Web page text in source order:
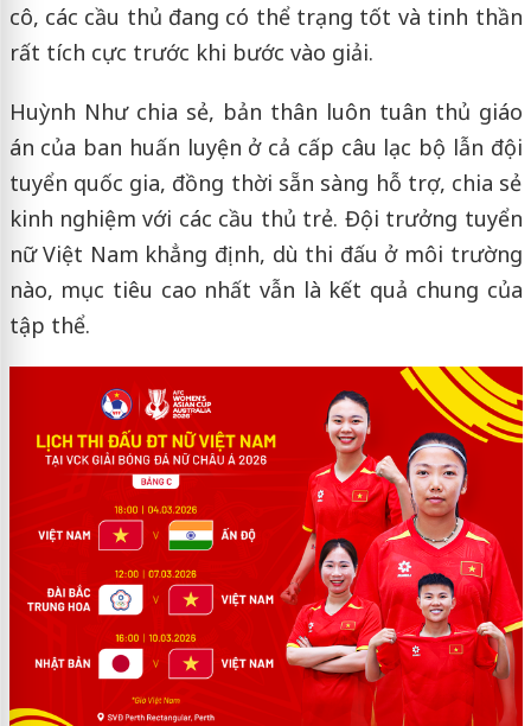
cô, các cầu thủ đang có thể trạng tốt và tinh thần
rất tích cực trước khi bước vào giải.
Huỳnh Như chia sẻ, bản thân luôn tuân thủ giáo
án của ban huấn luyện ở cả cấp câu lạc bộ lẫn đội
tuyển quốc gia, đồng thời sẵn sàng hỗ trợ, chia sẻ
kinh nghiệm với các cầu thủ trẻ. Đội trưởng tuyển
nữ Việt Nam khẳng định, dù thi đấu ở môi trường
nào, mục tiêu cao nhất vẫn là kết quả chung của
tập thể.